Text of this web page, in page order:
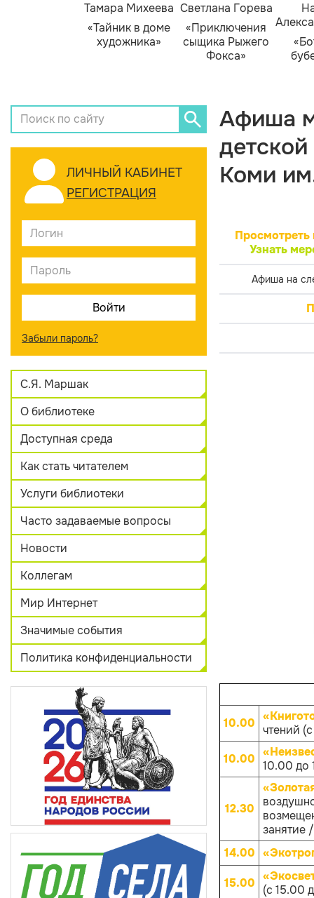
Тамара Михеева
«Тайник в доме
художника»
Светлана Горева
«Приключения
сыщика Рыжего
Фокса»
ЛИЧНЫЙ КАБИНЕТ
РЕГИСТРАЦИЯ
Забыли пароль?
С.Я. Маршак
О библиотеке
Доступная среда
Как стать читателем
Услуги библиотеки
Часто задаваемые вопросы
Новости
Коллегам
Мир Интернет
Значимые события
Политика конфиденциальности
Афиша
Коми
Просмотреть
Узнать
Афиша на
10.00 чтений
10.00 10.00 до
12.30
занятие
14.00
15.00
(с 15.00